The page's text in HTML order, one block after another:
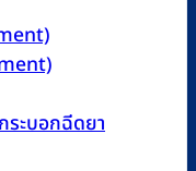
ระบอกฉีดยา